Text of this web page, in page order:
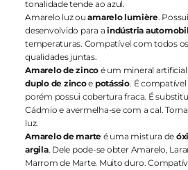
tonalidade tende ao azul.
Amarelo luz ou amarelo lumière.
desenvolvido para a indústria
temperaturas. Compatível com todos
qualidades juntas.
Amarelo de zinco é um mineral
duplo de zinco e potássio. É
porém possui cobertura fraca. É
Cádmio e avermelha-se com a cal.
luz.
Amarelo de marte é uma mistura de
argila. Dele pode-se obter Amarelo,
Marrom de Marte. Muito duro.